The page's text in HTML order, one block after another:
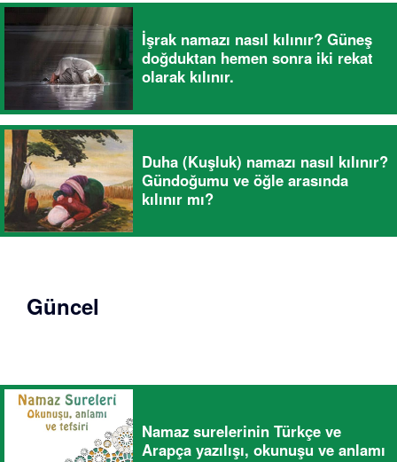
İşrak namazı nasıl kılınır? Güneş
doğduktan hemen sonra iki rekat
olarak kılınır.
Duha (Kuşluk) namazı nasıl kılınır?
Gündoğumu ve öğle arasında
kılınır mı?
Güncel
Namaz surelerinin Türkçe ve
Arapça yazılışı, okunuşu ve anlamı